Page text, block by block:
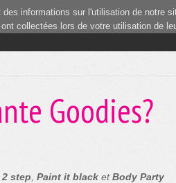
Goodies?
2 step Paint it black etBody Party
informations sur l'utilisation de notre
collectées lors de votre utilisation de